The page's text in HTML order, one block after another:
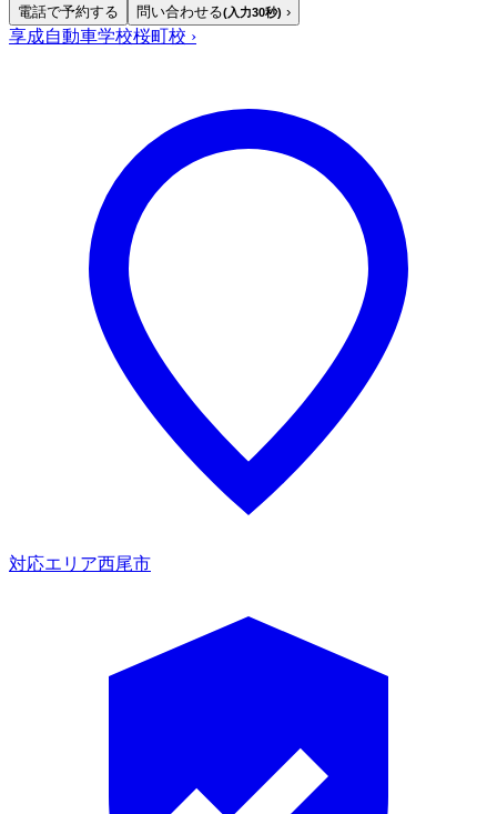
電話で予約する 問い合わせる(入力30秒) ›
享成自動車学校桜町校 ›
対応エリア西尾市